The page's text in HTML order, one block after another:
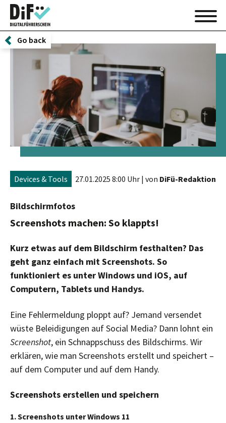
Go back
Devices & Tools 27.01.2025 8:00 Uhr | von DiFü-Redaktion
Bildschirmfotos
Screenshots machen: So klappts!
Kurz etwas auf dem Bildschirm festhalten? Das
geht ganz einfach mit Screenshots. So
funktioniert es unter Windows und iOS, auf
Computern, Tablets und Handys.
Eine Fehlermeldung ploppt auf? Jemand versendet
wüste Beleidigungen auf Social Media? Dann lohnt ein
Screenshot, ein Schnappschuss des Bildschirms. Wir
erklären, wie man Screenshots erstellt und speichert –
auf dem Computer und auf dem Handy.
Screenshots erstellen und speichern
1. Screenshots unter Windows 11